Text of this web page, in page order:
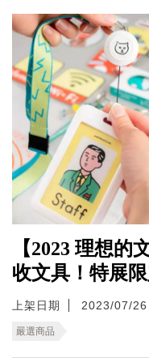
【2023 理想的
收文具！特展
上架日期 2023/07/26
嚴選商品